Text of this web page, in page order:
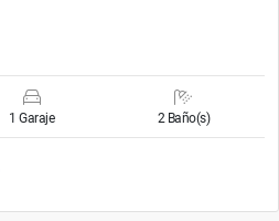
1 Garaje 2 Baño(s)